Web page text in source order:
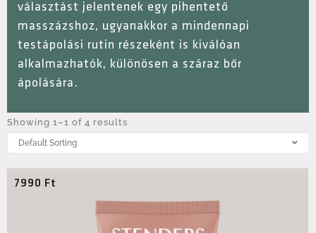
választást jelentenek egy pihentető
masszázshoz, ugyanakkor a mindennapi
testápolási rutin részeként is kiválóan
alkalmazhatók, különösen a száraz bőr
ápolására.
Showing 1–1 of 4 results
7990 Ft